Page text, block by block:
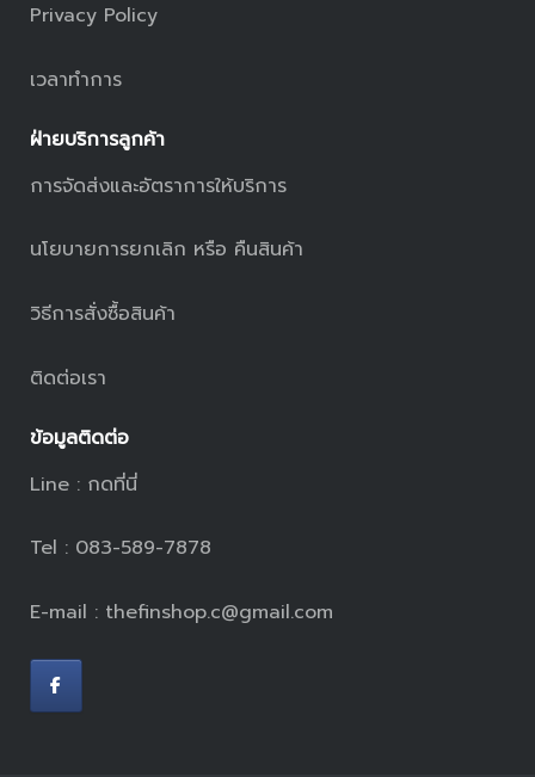
Privacy Policy
เวลาทำการ
ฝ่ายบริการลูกค้า
การจัดส่งและอัตราการให้บริการ
นโยบายการยกเลิก หรือ คืนสินค้า
วิธีการสั่งซื้อสินค้า
ติดต่อเรา
ข้อมูลติดต่อ
Line : กดที่นี่
Tel : 083-589-7878
E-mail : thefinshop.c@gmail.com